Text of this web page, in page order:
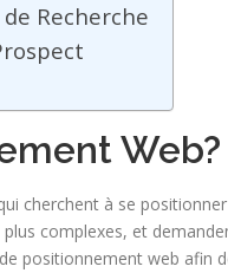
Recherche
Web?
cherchent à se
complexes, et
positionnement web afin